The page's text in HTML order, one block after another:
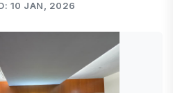
10 JAN, 2026